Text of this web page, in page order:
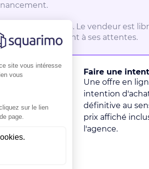
sont indicatives. Le vendeur est
correspondant à ses attentes.
à la création
des
du vendeur
de l'offre et
Faire une
Une offre en
intention
définitive au
prix affiché
l'agence.